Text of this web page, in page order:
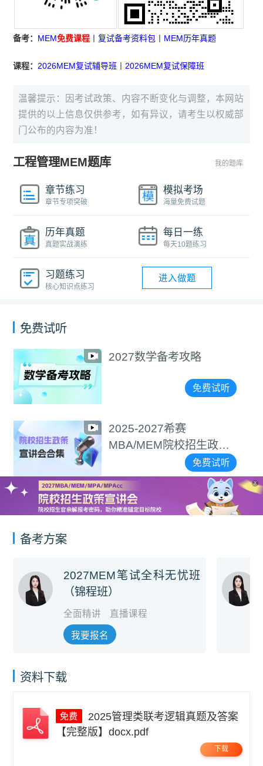
备考： MEM免费课程 丨复试备考资料包 MEM历年真题
课程：2026MEM复试辅导班 丨2026MEM复试保障班
温馨提示：因考试政策、内容不断变化与调整，本网站
提供的以上信息仅供参考，如有异议，请考生以权威部
门公布的内容为准！
工程管理MEM题库 我的题库
章节练习
章节专项突破
模拟考场
海量免费试题
历年真题
真题实战演练
每日一练
每天10题练习
习题练习
核心知识点练习
进入做题
免费试听
2027数学备考攻略
免费试听
2025-2027希赛
MBA/MEM院校招生政策
免费试听
X
备考方案
2027MEM笔试全科无忧班
（锦程班）
全面精讲 直播课程
我要报名
资料下载
【完整版】docx.pdf
下载